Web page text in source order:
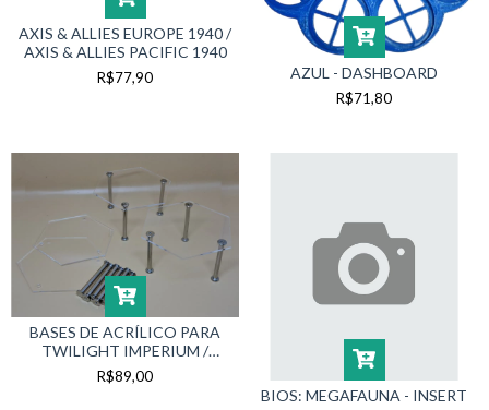
AXIS & ALLIES EUROPE 1940 /
AXIS & ALLIES PACIFIC 1940
R$77,90 AZUL - DASHBOARD
R$71,80
BASES DE ACRÍLICO PARA
TWILIGHT IMPERIUM /
ECLIPSE/ ZOMBICIDE (4
UNIDADES)
R$89,00
BIOS: MEGAFAUNA - INSERT